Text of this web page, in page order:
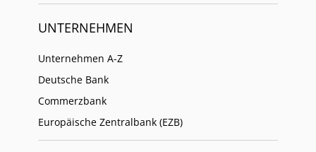
UNTERNEHMEN
Unternehmen A-Z
Deutsche Bank
Commerzbank
Europäische Zentralbank (EZB)